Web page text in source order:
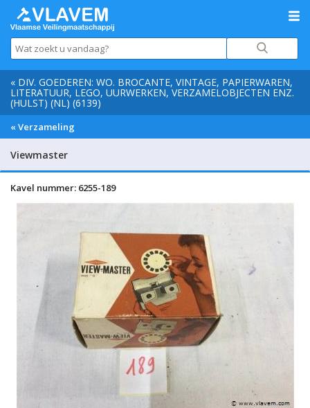
« DIV. GOEDEREN: WO. BROCANTE, VINTAGE, PAPIERWAREN,
LITERATUUR, LEGO, UURWERKEN, VERZAMELOBJECTEN ENZ.
(HULST) (NL) (6139)
« Verzameling
Viewmaster
Kavel nummer: 6255-189